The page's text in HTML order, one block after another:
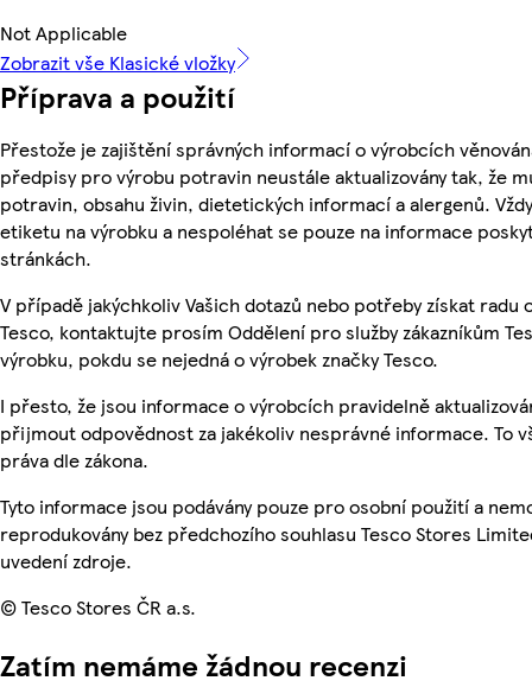
Not Applicable
Zobrazit vše Klasické vložky
Příprava a použití
Přestože je zajištění správných informací o výrobcích
předpisy pro výrobu potravin neustále aktualizovány tak, že
potravin, obsahu živin, dietetických informací a alergenů.
etiketu na výrobku a nespoléhat se pouze na informace
stránkách.
V případě jakýchkoliv Vašich dotazů nebo potřeby získat radu
Tesco, kontaktujte prosím Oddělení pro služby zákazníkům
výrobku, pokdu se nejedná o výrobek značky Tesco.
I přesto, že jsou informace o výrobcích pravidelně
přijmout odpovědnost za jakékoliv nesprávné informace. To
práva dle zákona.
Tyto informace jsou podávány pouze pro osobní použití a
reprodukovány bez předchozího souhlasu Tesco Stores
uvedení zdroje.
© Tesco Stores ČR a.s.
Zatím nemáme žádnou recenzi